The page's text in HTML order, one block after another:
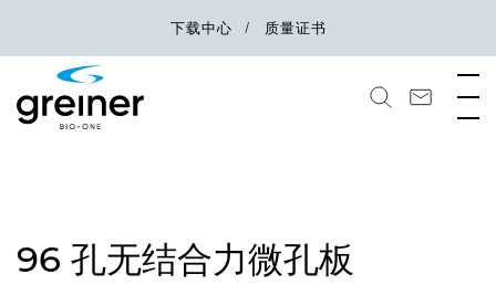
下载中心 质量证书
96 孔无结合力微孔板